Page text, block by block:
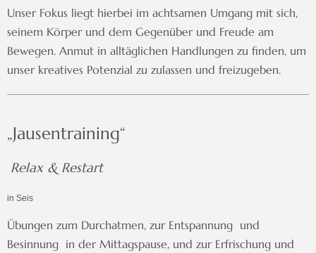
Unser Fokus liegt hierbei im achtsamen Umgang mit sich,
seinem Körper und dem Gegenüber und Freude am
Bewegen. Anmut in alltäglichen Handlungen zu finden, um
unser kreatives Potenzial zu zulassen und freizugeben.
„Jausentraining“
Relax & Restart
in Seis
Übungen zum Durchatmen, zur Entspannung und
Besinnung in der Mittagspause, und zur Erfrischung und